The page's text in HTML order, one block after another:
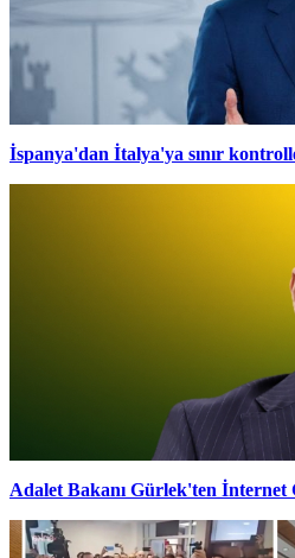
İspanya'dan İtalya'ya sınır
Adalet Bakanı Gürlek'ten İnternet